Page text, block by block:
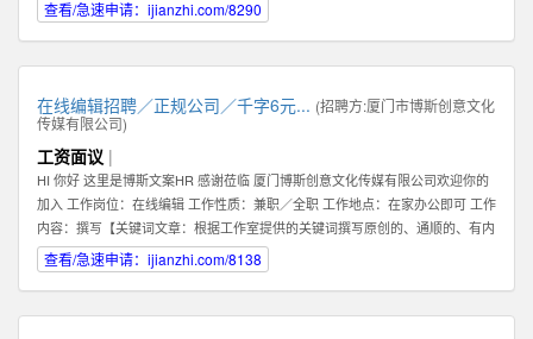
查看/急速申请：ijianzhi.com/8290
在线编辑招聘／正规公司／千字6元... (招聘方:厦门市博斯创意文化
传媒有限公司)
工资面议 |
HI 你好 这里是博斯文案HR 感谢莅临 厦门博斯创意文化传媒有限公司欢迎你的
加入 工作岗位：在线编辑 工作性质：兼职／全职 工作地点：在家办公即可 工作
内容：撰写【关键词文章：根据工作室提供的关键词撰写原创的、通顺的、有内
容的文章】 文章要求：质量一般，重点要求原创（不可复制网络文章）、通
顺。 编辑薪资：稿酬制。【6元／1000字】 非诚勿扰。考虑清楚自己是否合
查看/急速申请：ijianzhi.com/8138